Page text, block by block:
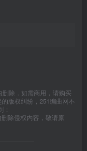
除，如需商用，请购买
版权纠纷，251编曲网不
除侵权内容，敬请原